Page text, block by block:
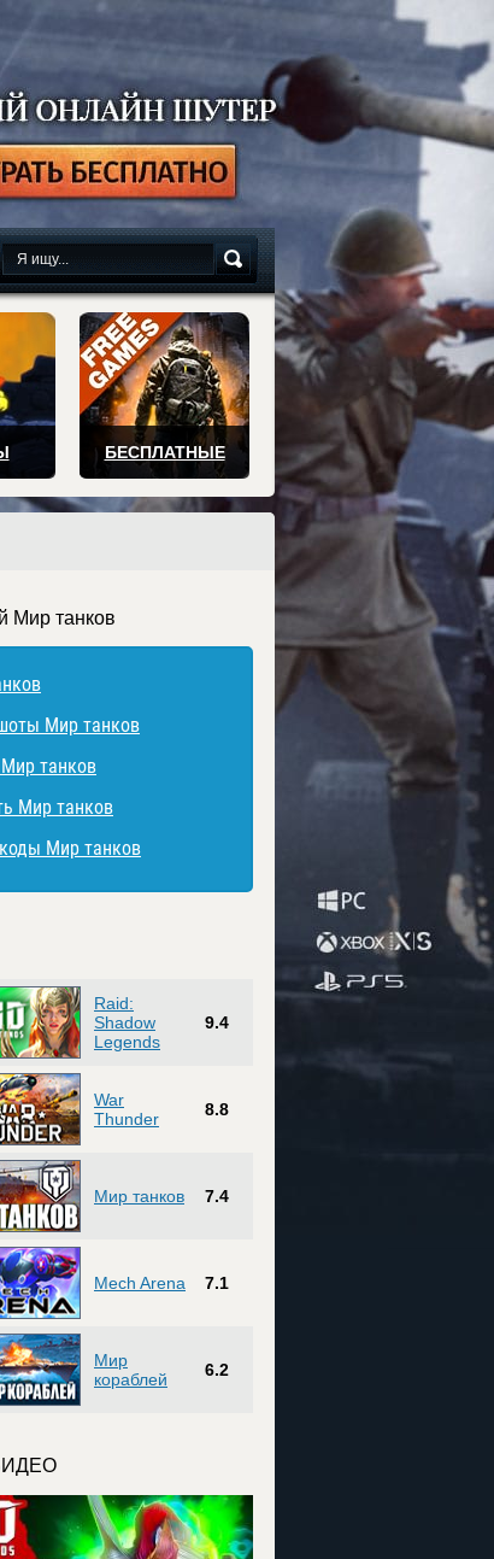
БЕСПЛАТНЫЕ
Мир танков
Мир танков
танков
Мир танков
Мир танков
Raid:
Shadow
Legends
9.4
War
Thunder
8.8
Мир танков 7.4
Mech Arena 7.1
Мир
кораблей
6.2